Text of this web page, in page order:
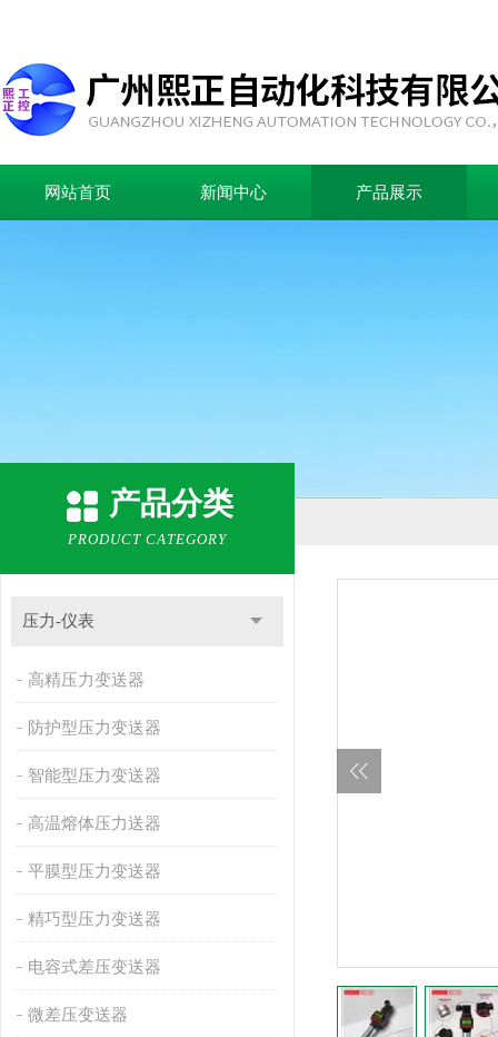
网站首页 新闻中心 产品展示
产品分类
PRODUCT CATEGORY
压力-仪表
高精压力变送器
防护型压力变送器
智能型压力变送器
高温熔体压力送器
平膜型压力变送器
精巧型压力变送器
电容式差压变送器
微差压变送器